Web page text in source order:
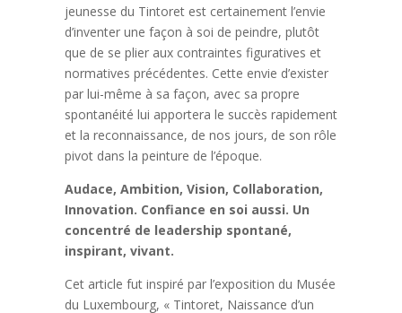
jeunesse du Tintoret est certainement l’envie
d’inventer une façon à soi de peindre, plutôt
que de se plier aux contraintes figuratives et
normatives précédentes. Cette envie d’exister
par lui-même à sa façon, avec sa propre
spontanéité lui apportera le succès rapidement
et la reconnaissance, de nos jours, de son rôle
pivot dans la peinture de l’époque.
Audace, Ambition, Vision, Collaboration,
Innovation. Confiance en soi aussi. Un
concentré de leadership spontané,
inspirant, vivant.
Cet article fut inspiré par l’exposition du Musée
du Luxembourg, « Tintoret, Naissance d’un